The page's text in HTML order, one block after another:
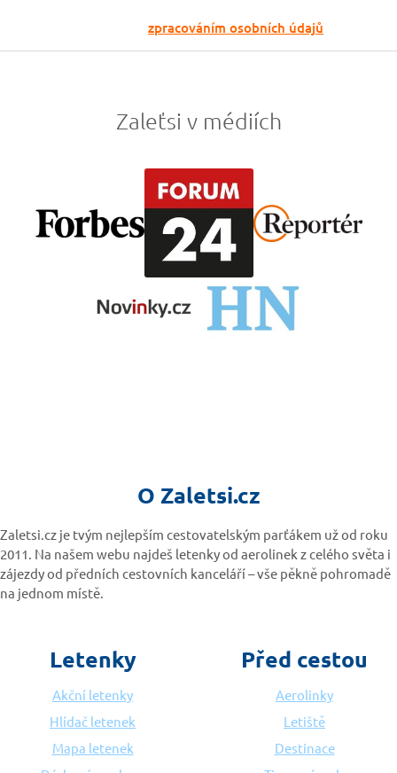
zpracováním osobních údajů
Zaleťsi v médiích
O Zaletsi.cz
Zaletsi.cz je tvým nejlepším cestovatelským parťákem už od roku
2011. Na našem webu najdeš letenky od aerolinek z celého světa i
zájezdy od předních cestovních kanceláří – vše pěkně pohromadě
na jednom místě.
Letenky
Akční letenky
Hlídač letenek
Mapa letenek
Před cestou
Aerolinky
Letiště
Destinace